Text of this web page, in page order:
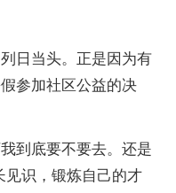
日当头。正是因为有
参加社区公益的决
到底要不要去。还是
见识，锻炼自己的才